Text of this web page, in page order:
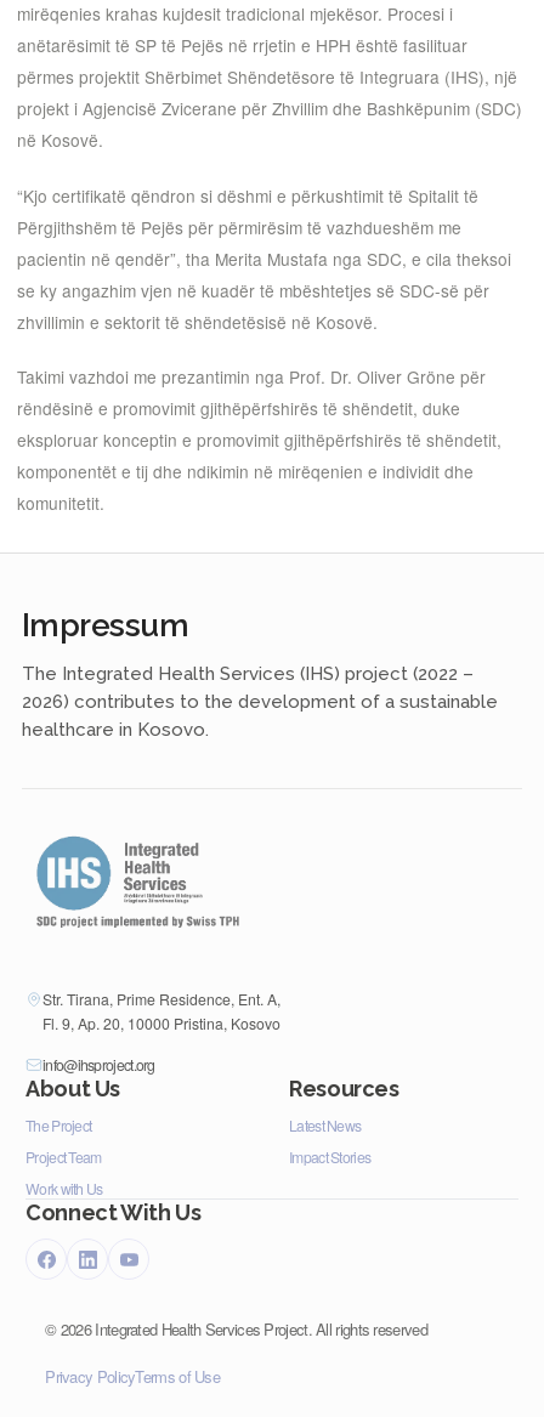
mirëqenies krahas kujdesit tradicional mjekësor. Procesi i
anëtarësimit të SP të Pejës në rrjetin e HPH është fasilituar
përmes projektit Shërbimet Shëndetësore të Integruara (IHS), një
projekt i Agjencisë Zvicerane për Zhvillim dhe Bashkëpunim (SDC)
në Kosovë.
“Kjo certifikatë qëndron si dëshmi e përkushtimit të Spitalit të
Përgjithshëm të Pejës për përmirësim të vazhdueshëm me
pacientin në qendër”, tha Merita Mustafa nga SDC, e cila theksoi
se ky angazhim vjen në kuadër të mbështetjes së SDC-së për
zhvillimin e sektorit të shëndetësisë në Kosovë.
Takimi vazhdoi me prezantimin nga Prof. Dr. Oliver Gröne për
rëndësinë e promovimit gjithëpërfshirës të shëndetit, duke
eksploruar konceptin e promovimit gjithëpërfshirës të shëndetit,
komponentët e tij dhe ndikimin në mirëqenien e individit dhe
komunitetit.
Impressum
The Integrated Health Services (IHS) project (2022 –
2026) contributes to the development of a sustainable
healthcare in Kosovo.
Str. Tirana, Prime Residence, Ent. A,
Fl. 9, Ap. 20, 10000 Pristina, Kosovo
info@ihsproject.org
About Us
The Project
Project Team
Work with Us
Resources
Latest News
Impact Stories
Connect With Us
©2026Integrated Health Services Project. All rights reserved
Privacy PolicyTerms of Use